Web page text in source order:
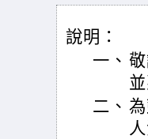
說明：
一、
二、